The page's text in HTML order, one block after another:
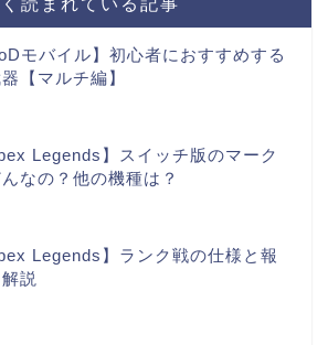
モバイル】初心者におすすめする
【マルチ編】
Legends】スイッチ版のマーク
なの？他の機種は？
Legends】ランク戦の仕様と報
説